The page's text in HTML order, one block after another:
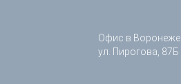
Офис в Воронеже
ул. Пирогова, 87Б